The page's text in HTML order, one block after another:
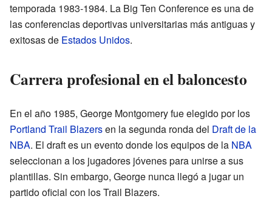
temporada 1983-1984. La Big Ten Conference es una de
las conferencias deportivas universitarias más antiguas y
exitosas de Estados Unidos.
Carrera profesional en el baloncesto
En el año 1985, George Montgomery fue elegido por los
Portland Trail Blazersen la segunda ronda del Draft de la
NBA. El draft es un evento donde los equipos de la NBA
seleccionan a los jugadores jóvenes para unirse a sus
plantillas. Sin embargo, George nunca llegó a jugar un
partido oficial con los Trail Blazers.